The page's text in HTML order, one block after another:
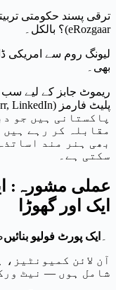
eRozgaar)؟ بالکل۔
لیونگ روم سے امریکی
بھی۔
ریموٹ جابز کے لیے سب
پاکستانی ہیں جو
مقابلہ کر رہے ہیں
بھی ہنر مند
سکتی ہے۔
عملی مشورہ:
ایک اور گھوڑا
ایک پورٹ فولیو بنائیں
آن لائن
شامل ہوں — نیٹ